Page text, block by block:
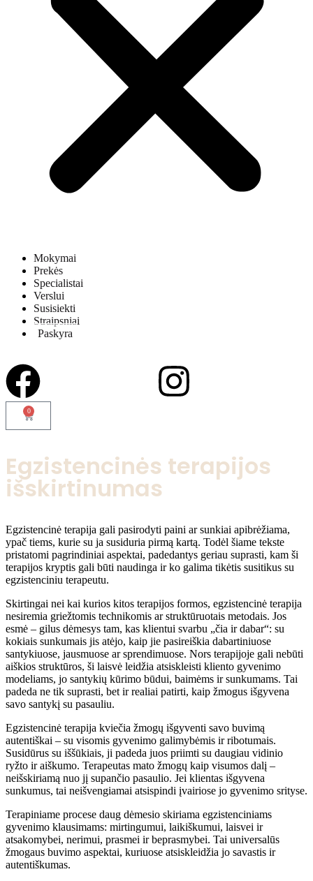
Mokymai
Prekės
Specialistai
Verslui
Susisiekti
Straipsniai
Paskyra
0
Egzistencinės terapijos
išskirtinumas
Egzistencinė terapija gali pasirodyti paini ar sunkiai apibrėžiama,
ypač tiems, kurie su ja susiduria pirmą kartą. Todėl šiame tekste
pristatomi pagrindiniai aspektai, padedantys geriau suprasti, kam ši
terapijos kryptis gali būti naudinga ir ko galima tikėtis susitikus su
egzistenciniu terapeutu.
Skirtingai nei kai kurios kitos terapijos formos, egzistencinė terapija
nesiremia griežtomis technikomis ar struktūruotais metodais. Jos
esmė – gilus dėmesys tam, kas klientui svarbu „čia ir dabar“: su
kokiais sunkumais jis atėjo, kaip jie pasireiškia dabartiniuose
santykiuose, jausmuose ar sprendimuose. Nors terapijoje gali nebūti
aiškios struktūros, ši laisvė leidžia atsiskleisti kliento gyvenimo
modeliams, jo santykių kūrimo būdui, baimėms ir sunkumams. Tai
padeda ne tik suprasti, bet ir realiai patirti, kaip žmogus išgyvena
savo santykį su pasauliu.
Egzistencinė terapija kviečia žmogų išgyventi savo buvimą
autentiškai – su visomis gyvenimo galimybėmis ir ribotumais.
Susidūrus su iššūkiais, ji padeda juos priimti su daugiau vidinio
ryžto ir aiškumo. Terapeutas mato žmogų kaip visumos dalį –
neišskiriamą nuo jį supančio pasaulio. Jei klientas išgyvena
sunkumus, tai neišvengiamai atsispindi įvairiose jo gyvenimo srityse.
Terapiniame procese daug dėmesio skiriama egzistenciniams
gyvenimo klausimams: mirtingumui, laikiškumui, laisvei ir
atsakomybei, nerimui, prasmei ir beprasmybei. Tai universalūs
žmogaus buvimo aspektai, kuriuose atsiskleidžia jo savastis ir
autentiškumas.